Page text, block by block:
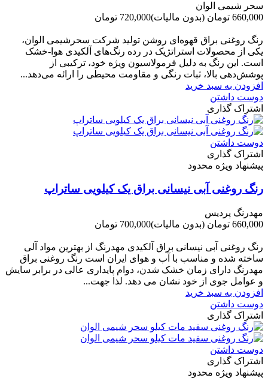
سحر شیمی الوان
660,000 تومان
(بدون مالیات)720,000 تومان
رنگ روغنی براق قهوه‌ای روشن تولید شرکت سحرشیمی الوان،
یکی از محصولات استراتژیک در رده رنگ‌های آلکیدی هوا-خشک
است. این رنگ به دلیل فرمولاسیون ویژه خود، ترکیبی از
پوشش‌دهی بالا، ثبات رنگی و مقاومت محیطی را ارائه می‌دهد...
افزودن به سبد خرید
دوست داشتن
اشتراک گذاری
دوست داشتن
اشتراک گذاری
پیشنهاد ویژه محدود
رنگ روغنی آبی نیسانی براق یک کیلویی ساتراپ
مهدرنگ پردیس
660,000 تومان
(بدون مالیات)700,000 تومان
رنگ روغنی آبی نیسانی براق آلکیدی مهدرنگ از بهترین مواد آلی
ساخته شده و مناسب با آب و هوای ایران است رنگ روغنی براق
مهدرنگ دارای زﻣﺎن ﺧﺸﮏ ﺷﺪن، دوام ﭘﺎﯾﺪاری عالی در ﺑﺮاﺑﺮ ﺳﺎﯾﺶ
و ﻋﻮاﻣﻞ ﺟﻮی از ﺧﻮد ﻧﺸﺎن ﻣﯽ دﻫﺪ. ﻟﺬا ﺟﻬﺖ...
افزودن به سبد خرید
دوست داشتن
اشتراک گذاری
دوست داشتن
اشتراک گذاری
پیشنهاد ویژه محدود